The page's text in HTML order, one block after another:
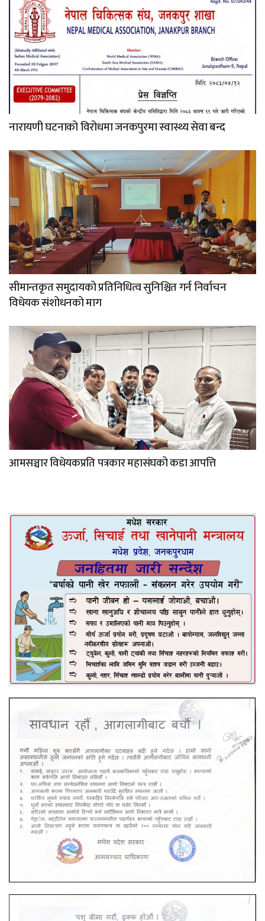
नारायणी घटनाको विरोधमा जनकपुरमा स्वास्थ्य सेवा बन्द
सीमान्तकृत समुदायको प्रतिनिधित्व सुनिश्चित गर्न निर्वाचन
विधेयक संशोधनको माग
आमसञ्चार विधेयकप्रति पत्रकार महासंघको कडा आपत्ति